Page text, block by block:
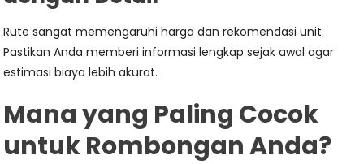
Rute sangat memengaruhi harga dan rekomendasi unit.
Pastikan Anda memberi informasi lengkap sejak awal agar
estimasi biaya lebih akurat.
Mana yang Paling Cocok
untuk Rombongan Anda?